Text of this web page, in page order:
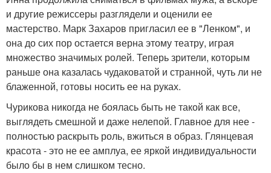
и другие режиссеры разглядели и оценили ее
мастерство. Марк Захаров пригласил ее в "Ленком", и
она до сих пор остается верна этому театру, играя
множество значимых ролей. Теперь зрители, которым
раньше она казалась чудаковатой и странной, чуть ли не
блаженной, готовы носить ее на руках.
Чурикова никогда не боялась быть не такой как все,
выглядеть смешной и даже нелепой. Главное для нее -
полностью раскрыть роль, вжиться в образ. Глянцевая
красота - это не ее амплуа, ее яркой индивидуальности
было бы в нем слишком тесно.